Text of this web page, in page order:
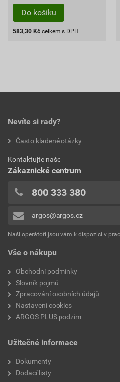
Do košíku
583,30 Kč celkem s DPH
Vše o nákupu
Obchodní podmínky
Slovník pojmů
Zpracování osobních údajů
Nastavení cookies
ARGOS PLUS podzim
Užitečné informace
Dokumenty
Dodací listy
Nevíte si rady?
Často kladené otázky
Kontaktujte naše
Zákaznické centrum
800 333 380
argos@argos.cz
Naši operátoři jsou vám k dispozici v